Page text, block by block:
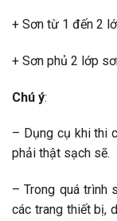
+ Sơn từ 1 đến 2
+ Sơn phủ 2 lớp
Chú ý:
– Dụng cụ khi thi
phải thật sạch sẽ.
– Trong quá trình
các trang thiết bị,